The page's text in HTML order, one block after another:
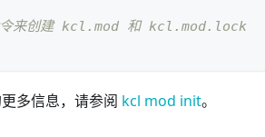
来创建 kcl.mod 和 kcl.mod.lock
多信息，请参阅 kcl mod init。